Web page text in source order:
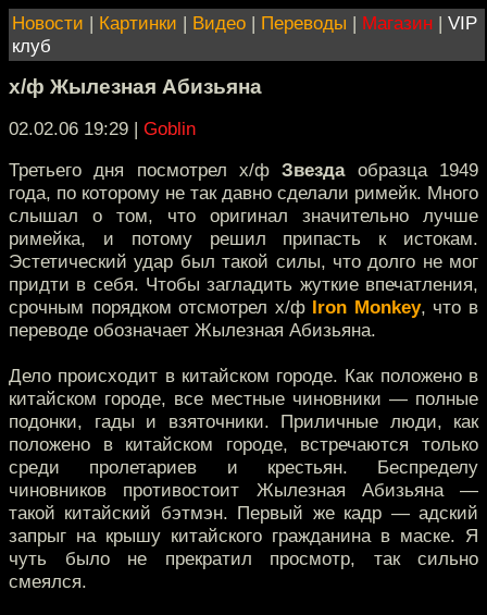
Новости | Картинки | Видео | Переводы | Магазин | VIP
клуб
х/ф Жылезная Абизьяна
02.02.06 19:29 | Goblin
Третьего дня посмотрел х/фЗвездаобразца 1949
года, по которому не так давно сделали римейк. Много
слышал о том, что оригинал значительно лучше
римейка, и потому решил припасть к истокам.
Эстетический удар был такой силы, что долго не мог
придти в себя. Чтобы загладить жуткие впечатления,
срочным порядком отсмотрел х/ф Iron Monkey, что в
переводе обозначает Жылезная Абизьяна.
Дело происходит в китайском городе. Как положено в
китайском городе, все местные чиновники — полные
подонки, гады и взяточники. Приличные люди, как
положено в китайском городе, встречаются только
среди пролетариев и крестьян. Беспределу
чиновников противостоит Жылезная Абизьяна —
такой китайский бэтмэн. Первый же кадр — адский
запрыг на крышу китайского гражданина в маске. Я
чуть было не прекратил просмотр, так сильно
смеялся.